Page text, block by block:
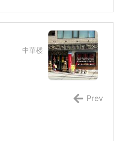
中華楼
Prev